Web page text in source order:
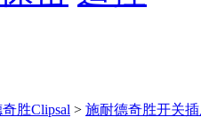
胜Clipsal > 施耐德奇胜开关